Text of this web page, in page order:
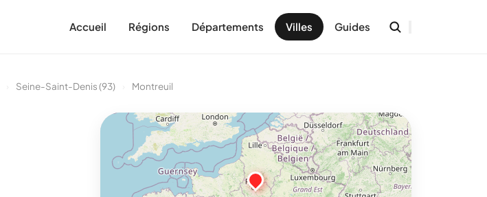
Accueil Régions Départements Villes Guides
Seine-Saint-Denis (93) Montreuil